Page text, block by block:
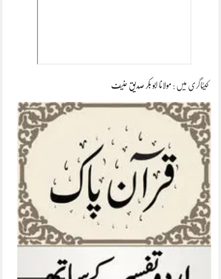
کیٹاگری میں : مولانا ابو بکر صدیق حنیف